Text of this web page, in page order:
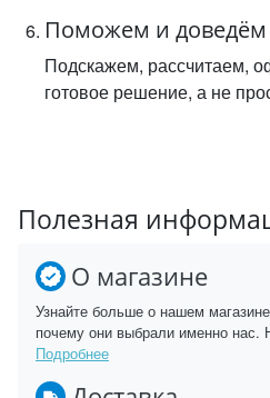
Поможем и доведём
Подскажем, рассчитаем,
готовое решение, а не
Полезная
О магазине
Узнайте больше о нашем
почему они выбрали именно нас.
Подробнее